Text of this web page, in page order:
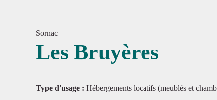
Sornac
Les Bruyères
Type d'usage : Hébergements locatifs (meublés et